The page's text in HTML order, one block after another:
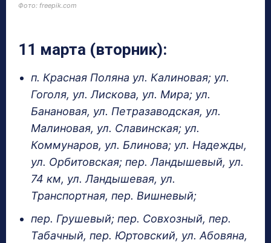
Фото: freepik.com
11 марта (вторник):
п. Красная Поляна ул. Калиновая; ул.
Гоголя, ул. Лискова, ул. Мира; ул.
Банановая, ул. Петразаводская, ул.
Малиновая, ул. Славинская; ул.
Коммунаров, ул. Блинова; ул. Надежды,
ул. Орбитовская; пер. Ландышевый, ул.
74 км, ул. Ландышевая, ул.
Транспортная, пер. Вишневый;
пер. Грушевый; пер. Совхозный, пер.
Табачный, пер. Юртовский, ул. Абовяна,